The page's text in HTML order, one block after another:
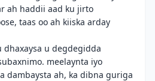
ah haddii aad ku jirto
taas oo ah kiiska arday
dhaxaysa u degdegidda
meelaynta iyo
dambaysta ah, ka dibna guriga